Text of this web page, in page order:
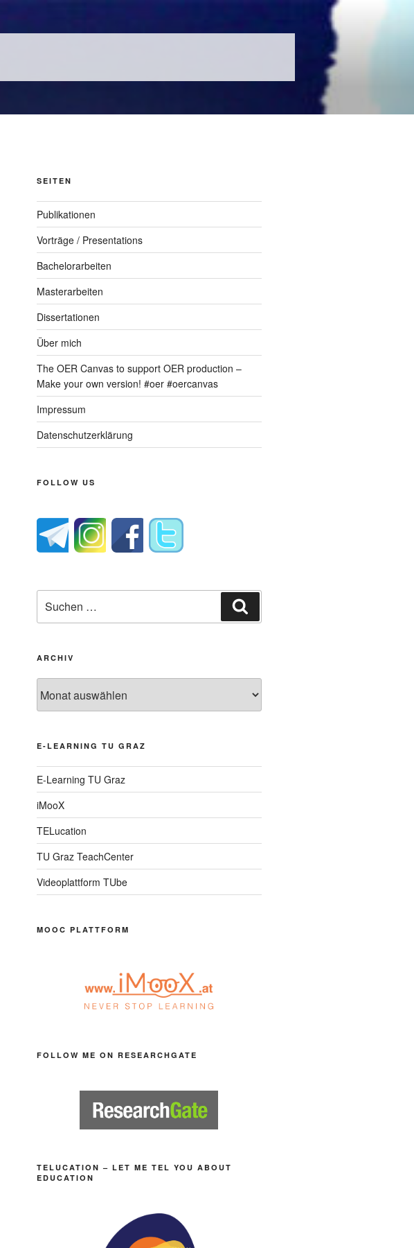
SEITEN
Publikationen
Vorträge / Presentations
Bachelorarbeiten
Masterarbeiten
Dissertationen
Über mich
The OER Canvas to support OER production –
Make your own version! #oer #oercanvas
Impressum
Datenschutzerklärung
FOLLOW US
nach:
ARCHIV
E-LEARNING TU GRAZ
E-Learning TU Graz
iMooX
TELucation
TU Graz TeachCenter
Videoplattform TUbe
MOOC PLATTFORM
FOLLOW ME ON RESEARCHGATE
TELUCATION – LET ME TEL YOU ABOUT
EDUCATION